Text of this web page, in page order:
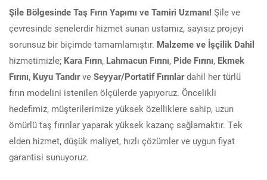
Şile Bölgesinde Taş Fırın Yapımı ve Tamiri Uzmanı! Şile ve
çevresinde senelerdir hizmet sunan ustamız, sayısız projeyi
sorunsuz bir biçimde tamamlamıştır. Malzeme ve İşçilik Dahil
hizmetimizle; Kara Fırın, Lahmacun Fırını, Pide Fırını, Ekmek
Fırını, Kuyu Tandırve Seyyar/Portatif Fırınlardahil her türlü
fırın modelini istenilen ölçülerde yapıyoruz. Öncelikli
hedefimiz, müşterilerimize yüksek özelliklere sahip, uzun
ömürlü taş fırınlar yaparak yüksek kazanç sağlamaktır. Tek
elden hizmet, düşük maliyet, hızlı çözümler ve uygun fiyat
garantisi sunuyoruz.